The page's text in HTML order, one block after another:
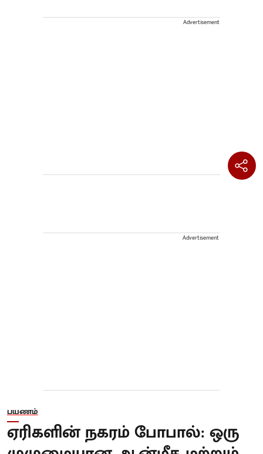
Advertisement
Advertisement
பயணம்
ஏரிகளின் நகரம் போபால்: ஒரு